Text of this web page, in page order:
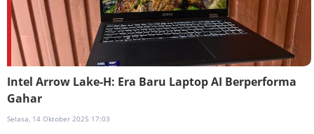
Intel Arrow Lake-H: Era Baru Laptop AI Berperforma
Gahar
Selasa, 14 Oktober 2025 17:03